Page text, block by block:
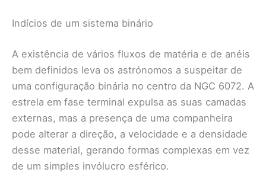
Indícios de um sistema binário
A existência de vários fluxos de matéria e de anéis
bem definidos leva os astrónomos a suspeitar de
uma configuração binária no centro da NGC 6072. A
estrela em fase terminal expulsa as suas camadas
externas, mas a presença de uma companheira
pode alterar a direção, a velocidade e a densidade
desse material, gerando formas complexas em vez
de um simples invólucro esférico.